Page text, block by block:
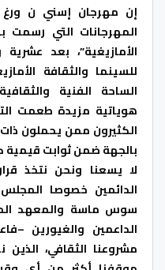
إن مهرجان إسني ن ورغ
المهرجانات التي رسمت
الأمازيغية”، بعد
للسينما والثقافة
الساحة الفنية
هوياتية مزيدة طعمت
الكثيرون ممن يحملون
بالجهة ضمن ثوابت قيمية
لا يسعنا ونحن نتخذ قرار
الدائمين خصوصا
سوس ماسة والمعهد
الداعمين والغيورين
مشروعنا الثقافي،